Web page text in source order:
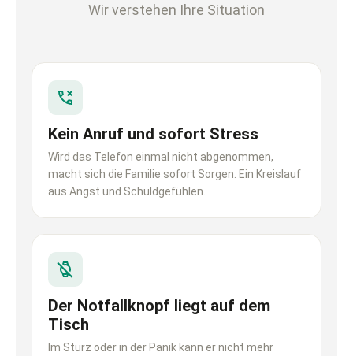
Wir verstehen Ihre Situation
Kein Anruf und sofort Stress
Wird das Telefon einmal nicht abgenommen,
macht sich die Familie sofort Sorgen. Ein Kreislauf
aus Angst und Schuldgefühlen.
Der Notfallknopf liegt auf dem
Tisch
Im Sturz oder in der Panik kann er nicht mehr